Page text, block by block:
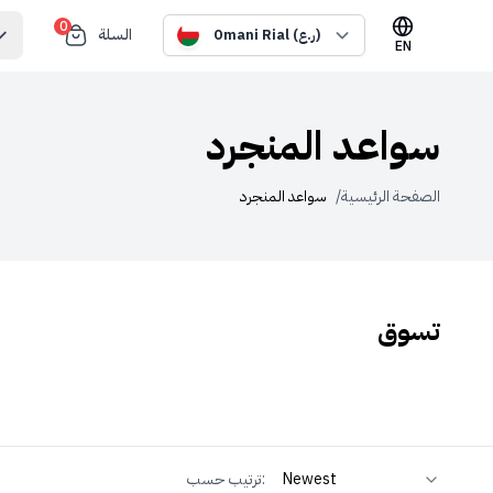
0 السلة Omani Rial (ر.ع)
EN
سواعد المنجرد
الصفحة الرئيسية/ سواعد المنجرد
تسوق
ترتيب حسب: